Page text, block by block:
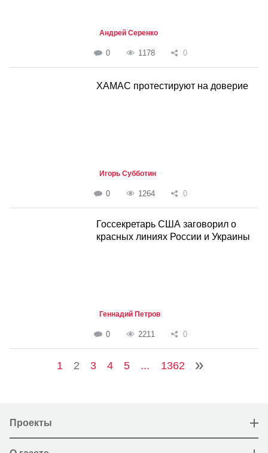
Андрей Серенко
0 1178 0
ХАМАС протестируют на доверие
Игорь Субботин
0 1264 0
Госсекретарь США заговорил о
красных линиях России и Украины
Геннадий Петров
0 2211 0
1 2 3 4 5 ... 1362
Проекты